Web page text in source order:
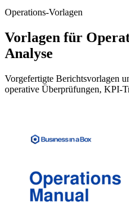
Operations-Vorlagen
Vorlagen für
Analyse
Vorgefertigte Berichtsvorlagen
operative Überprüfungen, KPI-